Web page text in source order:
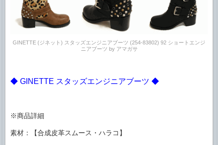
GINETTE (ジネット) スタッズエンジニアブーツ (254-83802) 92 ショートエンジ
ニアブーツ by アマガサ
◆ GINETTE スタッズエンジニアブーツ ◆
※商品詳細
素材：【合成皮革スムース・ハラコ】